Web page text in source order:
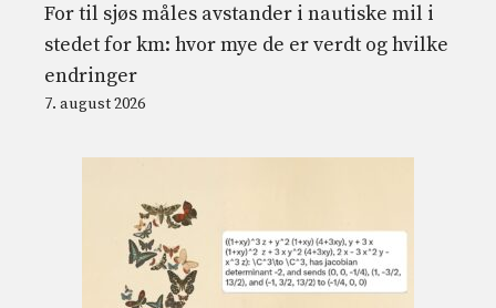
For til sjøs måles avstander i nautiske mil i
stedet for km: hvor mye de er verdt og hvilke
endringer
7. august 2026